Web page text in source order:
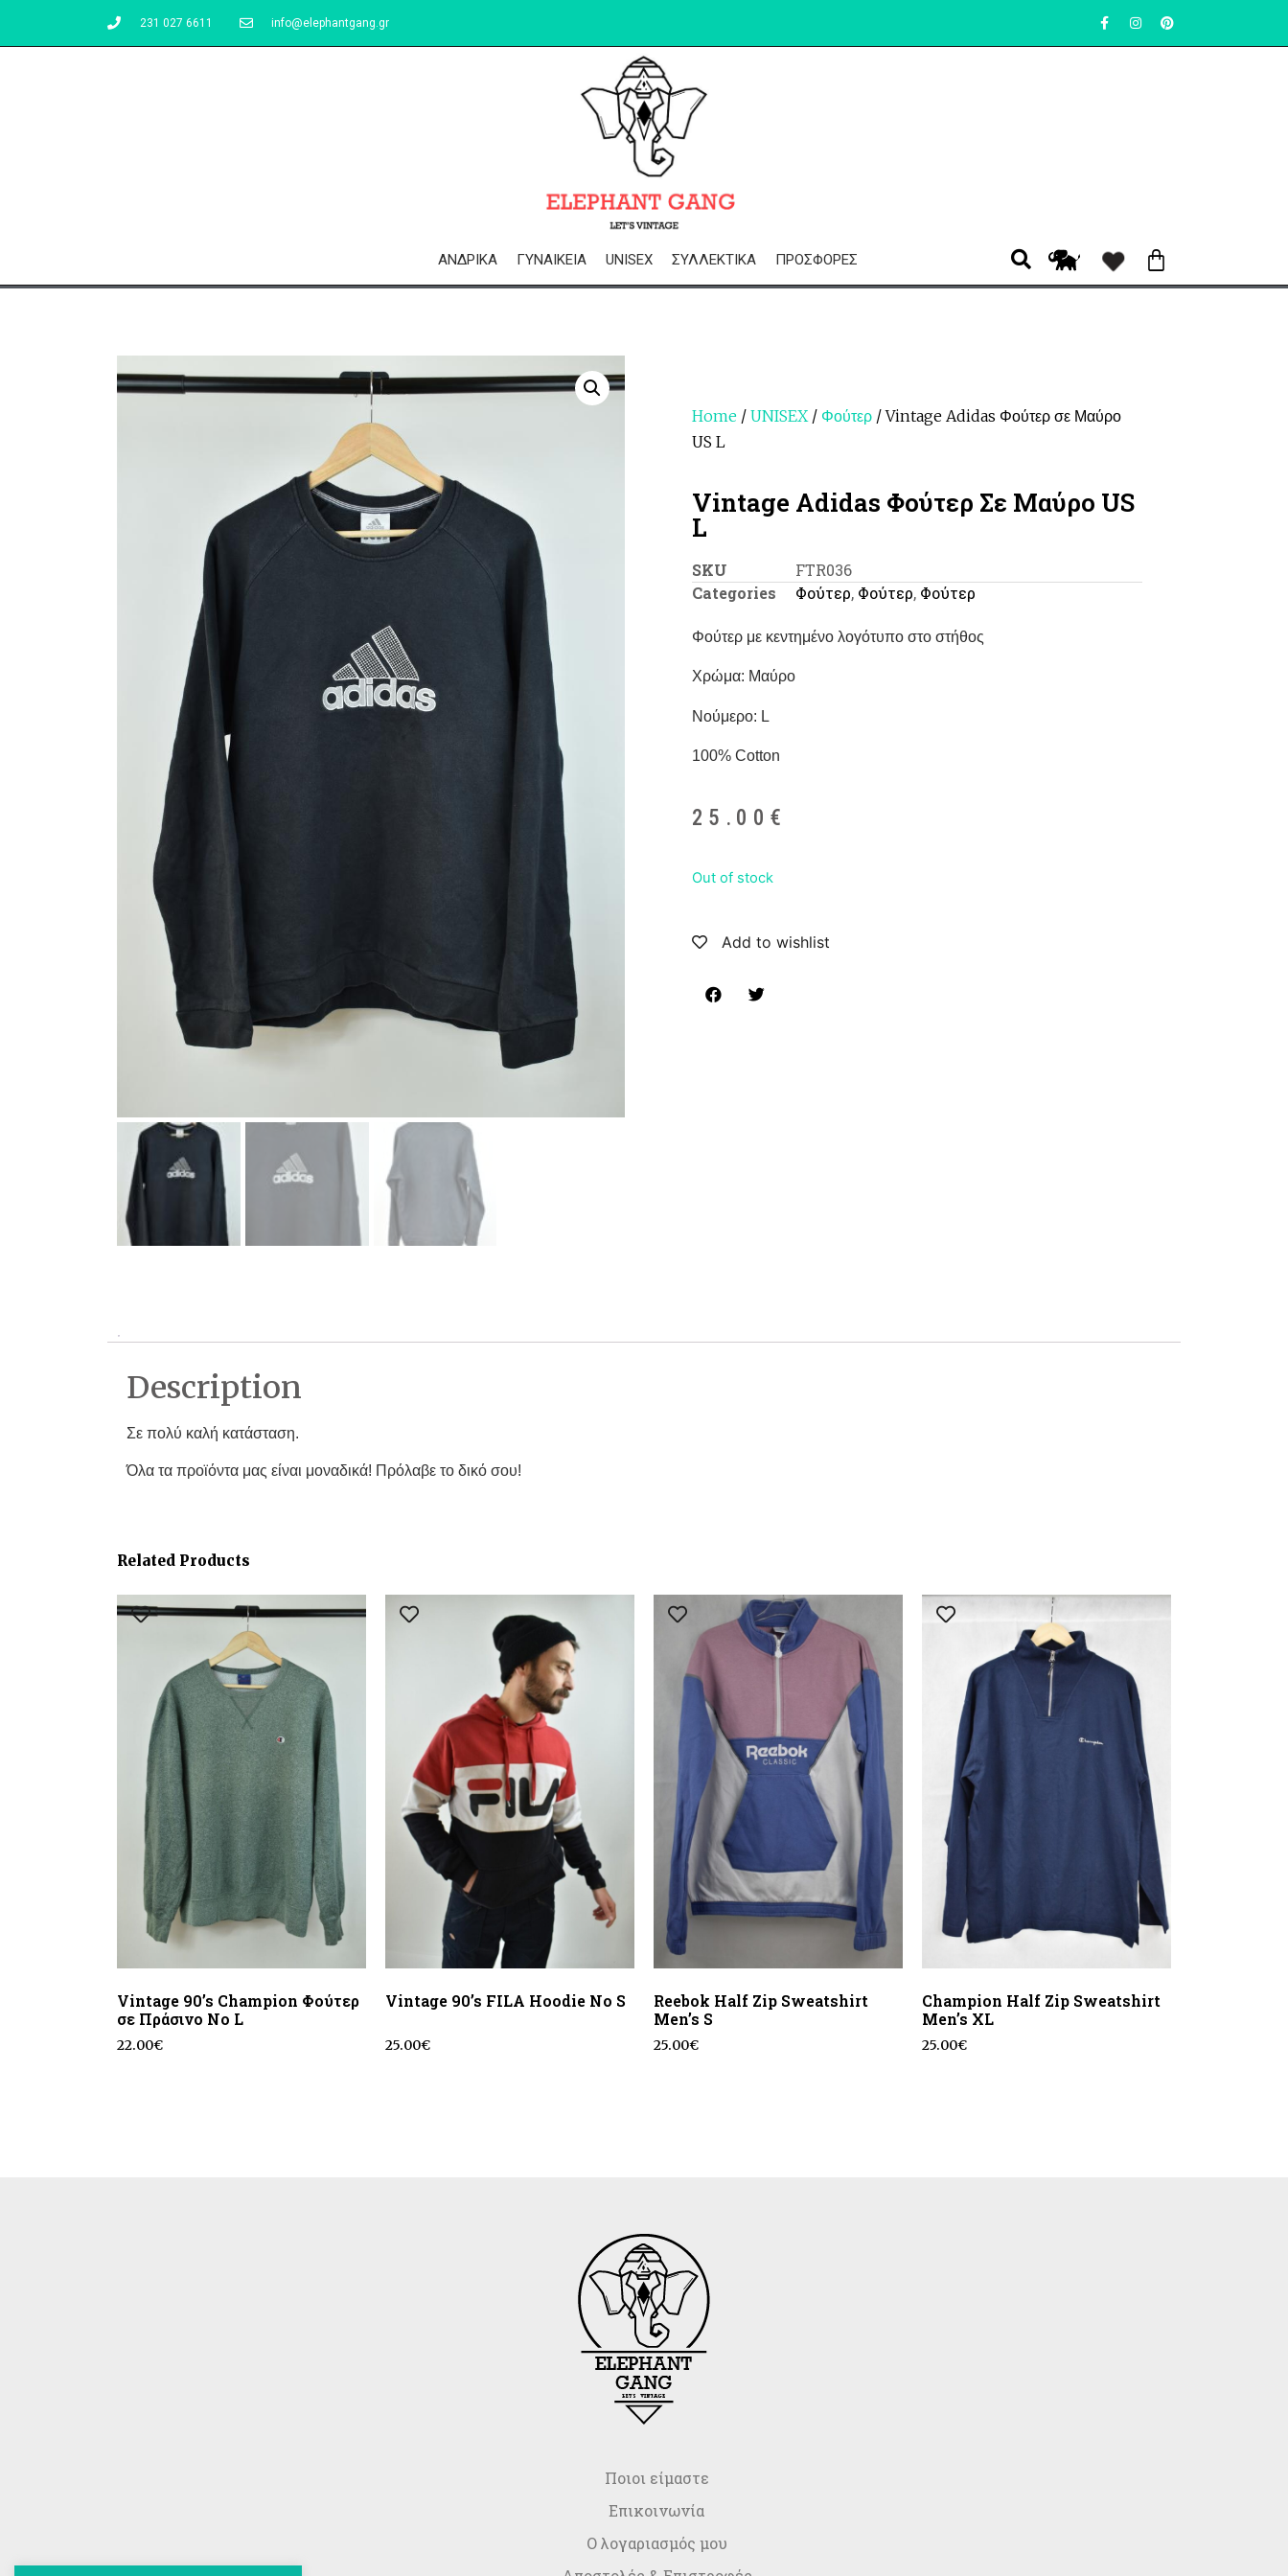
231 027 6611 info@elephantgang.gr
ΑΝΔΡΙΚΆ ΓΥΝΑΙΚΕΊΑ UNISEX ΣΥΛΛΕΚΤΙΚΆ ΠΡΟΣΦΟΡΈΣ
Home / UNISEX/ Φούτερ / Vintage Adidas Φούτερ σε Μαύρο
US L
Vintage Adidas Φούτερ Σε Μαύρο US
L
SKU
FTR036
Categories
Φούτερ, Φούτερ, Φούτερ
Φούτερ με κεντημένο λογότυπο στο στήθος
Χρώμα: Μαύρο
Νούμερο: L
100% Cotton
25.00 €
Out of stock
Add to wishlist
Description
Σε πολύ καλή κατάσταση.
Όλα τα προϊόντα μας είναι μοναδικά! Πρόλαβε το δικό σου!
Related Products
Vintage 90’s Champion Φούτερ
σε Πράσινο No L
22.00€
Vintage 90’s FILA Hoodie Νο S
25.00€
Reebok Half Zip Sweatshirt
Men’s S
25.00€
Champion Half Zip Sweatshirt
Men’s XL
25.00€
Ποιοι είμαστε
Επικοινωνία
Ο λογαριασμός μου